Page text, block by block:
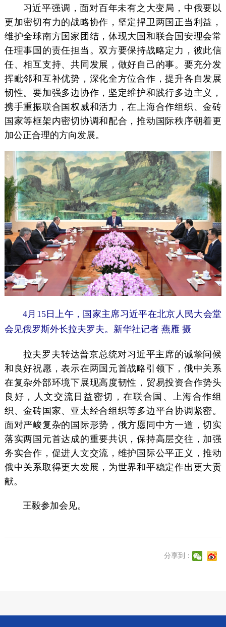
习近平强调，面对百年未有之大变局，中俄要以
更加密切有力的战略协作，坚定捍卫两国正当利益，
维护全球南方国家团结，体现大国和联合国安理会常
任理事国的责任担当。双方要保持战略定力，彼此信
任、相互支持、共同发展，做好自己的事。要充分发
挥毗邻和互补优势，深化全方位合作，提升各自发展
韧性。要加强多边协作，坚定维护和践行多边主义，
携手重振联合国权威和活力，在上海合作组织、金砖
国家等框架内密切协调和配合，推动国际秩序朝着更
加公正合理的方向发展。
4月15日上午，国家主席习近平在北京人民大会堂
会见俄罗斯外长拉夫罗夫。新华社记者 燕雁 摄
拉夫罗夫转达普京总统对习近平主席的诚挚问候
和良好祝愿，表示在两国元首战略引领下，俄中关系
在复杂外部环境下展现高度韧性，贸易投资合作势头
良好，人文交流日益密切，在联合国、上海合作组
织、金砖国家、亚太经合组织等多边平台协调紧密。
面对严峻复杂的国际形势，俄方愿同中方一道，切实
落实两国元首达成的重要共识，保持高层交往，加强
务实合作，促进人文交流，维护国际公平正义，推动
俄中关系取得更大发展，为世界和平稳定作出更大贡
献。
王毅参加会见。
分享到：